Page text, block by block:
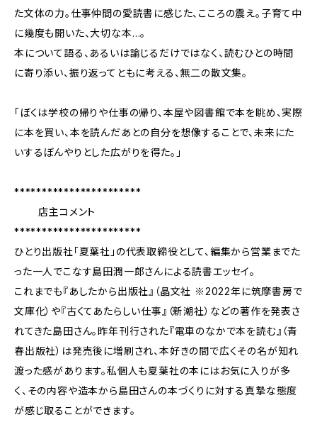
た文体の力。仕事仲間の愛読書に感じた、こころの震え。子育て中
に幾度も開いた、大切な本…。
本について語る、あるいは論じるだけではなく、読むひとの時間
に寄り添い、振り返ってともに考える、無二の散文集。
「ぼくは学校の帰りや仕事の帰り、本屋や図書館で本を眺め、実際
に本を買い、本を読んだあとの自分を想像することで、未来にた
いするぼんやりとした広がりを得た。」
***********************
店主コメント
***********************
ひとり出版社「夏葉社」の代表取締役として、編集から営業までた
った一人でこなす島田潤一郎さんによる読書エッセイ。
これまでも『あしたから出版社』（晶文社 ※2022年に筑摩書房で
文庫化）や『古くてあたらしい仕事』（新潮社）などの著作を発表さ
れてきた島田さん。昨年刊行された『電車のなかで本を読む』（青
春出版社）は発売後に増刷され、本好きの間で広くその名が知れ
渡った感があります。私個人も夏葉社の本にはお気に入りが多
く、その内容や造本から島田さんの本づくりに対する真摯な態度
が感じ取ることができます。